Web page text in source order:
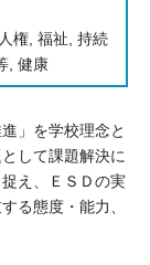
権, 福祉, 持続
, 健康
」を学校理念と
して課題解決に
え、ＥＳＤの実
る態度・能力、